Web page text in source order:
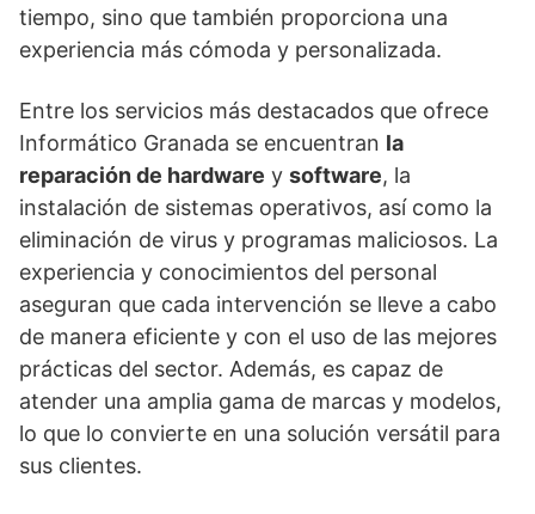
tiempo, sino que también proporciona una
experiencia más cómoda y personalizada.
Entre los servicios más destacados que ofrece
Informático Granada se encuentran la
reparación de hardware y software, la
instalación de sistemas operativos, así como la
eliminación de virus y programas maliciosos. La
experiencia y conocimientos del personal
aseguran que cada intervención se lleve a cabo
de manera eficiente y con el uso de las mejores
prácticas del sector. Además, es capaz de
atender una amplia gama de marcas y modelos,
lo que lo convierte en una solución versátil para
sus clientes.